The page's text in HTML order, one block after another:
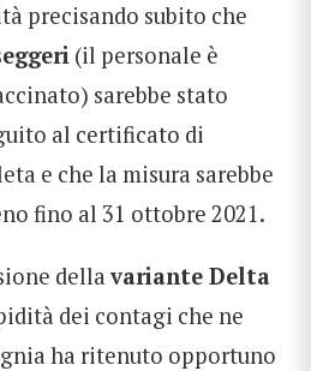
precisando subito che
(il personale è
sarebbe stato
al certificato di
e che la misura sarebbe
fino al 31 ottobre 2021.
dellavariante Delta
dei contagi che ne
ha ritenuto opportuno